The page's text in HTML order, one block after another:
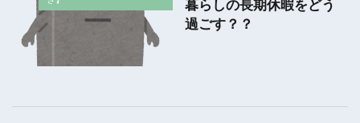
暮らしの長期休暇をどう
過ごす？？